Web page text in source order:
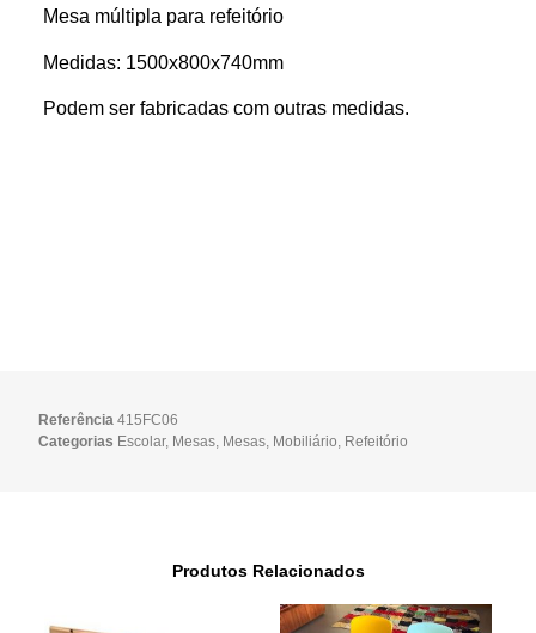
Mesa múltipla para refeitório
Medidas: 1500x800x740mm
Podem ser fabricadas com outras medidas.
Referência415FC06
Categorias Escolar, Mesas, Mesas, Mobiliário, Refeitório
Produtos Relacionados